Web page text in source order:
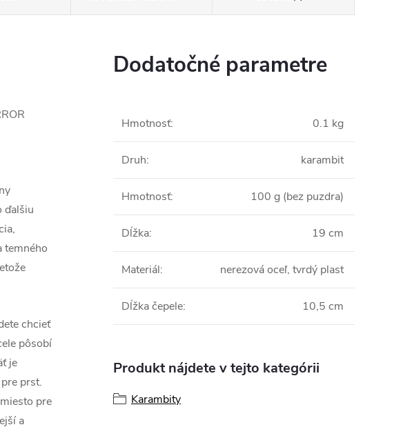
ďalšiu
temného
chcieť
pôsobí
je
prst.
pre
a
Dodatočné parametre
Hmotnosť: 0.1 kg
Druh: karambit
Hmotnosť: 100 g (bez puzdra)
Dĺžka: 19 cm
Materiál: nerezová oceľ, tvrdý plast
Dĺžka čepele: 10,5 cm
Produkt nájdete v tejto kategórii
Karambity